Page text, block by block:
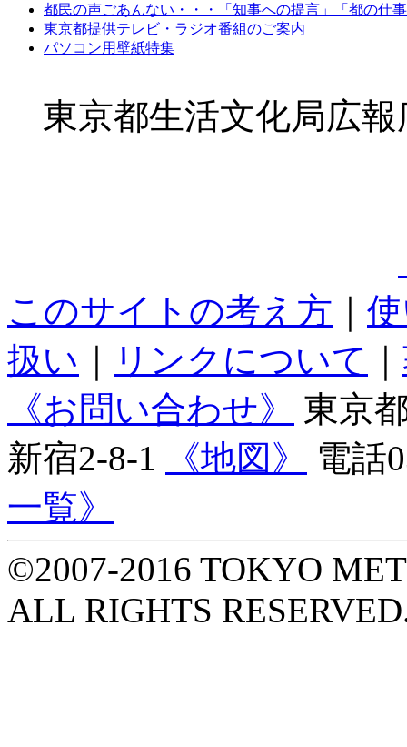
都民の声ごあんない・・・「知事への提言」「都の仕
東京都提供テレビ・ラジオ番組のご案内
パソコン用壁紙特集
東京都生活文化局広
このサイトの考え方
扱い
リンクについて
《お問い合わせ》
東京
新宿2-8-1
《地図》
電話
一覧》
©2007-2016 TOKYO
ALL RIGHTS